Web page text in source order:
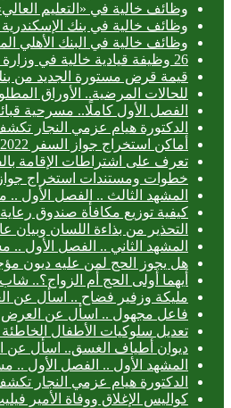
وظائف خالية في «التعليم
وظائف خالية في بنك
وظائف خالية في البنك الأهلي
26 وظيفة قيادية خالية في وزارة التضامن الاجتماعي.. اعرف طريقة التقديم
قيمة قرض مستورة الجديد من بنك
للحالات المرضية.. الأوراق
الفصل الأول كاملًا.. مسرحية
الدكتورة هيام عزمي النجار
أماكن استخراج جواز السفر 2022 في القاهرة والجيزة
تعرف على اشتراطات الإقامة
خطوات ومستندات استخراج جواز السفر أول مرة
المشهد الثالث .. الفصل الأول
كيفية توزيع مكافأة صندوق
التحذير من بذاءة اللسان
المشهد الثاني .. الفصل الأول
هل يجوز الحج لمن عليه ديون
أيهما أولى الحج أم الزواج؟..
مليكة وزفير فضاح .. اسأل عن
فاعل مجهول .. اسأل عن
تعديل سلوكيات الأطفال
ديوان أطياف الغسق.. اسأل
المشهد الأول .. الفصل الأول
الدكتورة هيام عزمي النجار
كواليس الإغلاق ووفاة الأمير